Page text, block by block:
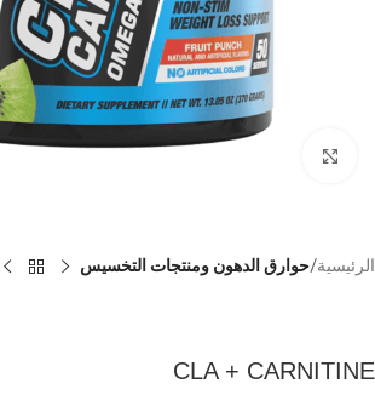
الرئيسية حوارق الدهون ومنتجات التخسيس
CLA + CARNITINE